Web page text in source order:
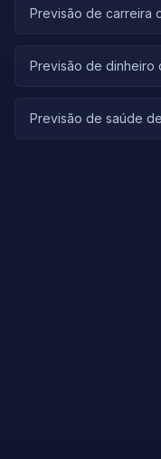
Previsão de carreira
Previsão de dinheiro
Previsão de saúde